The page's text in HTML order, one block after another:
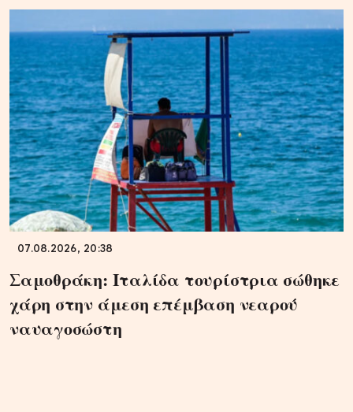
07.08.2026, 20:38
Σαμοθράκη: Ιταλίδα τουρίστρια σώθηκε
χάρη στην άμεση επέμβαση νεαρού
ναυαγοσώστη